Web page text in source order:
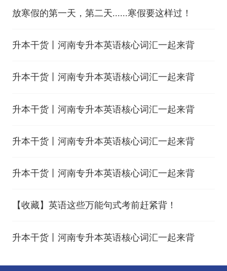
放寒假的第一天，第二天......寒假要这样过！
升本干货丨河南专升本英语核心词汇一起来背
升本干货丨河南专升本英语核心词汇一起来背
升本干货丨河南专升本英语核心词汇一起来背
升本干货丨河南专升本英语核心词汇一起来背
升本干货丨河南专升本英语核心词汇一起来背
【收藏】英语这些万能句式考前赶紧背！
升本干货丨河南专升本英语核心词汇一起来背